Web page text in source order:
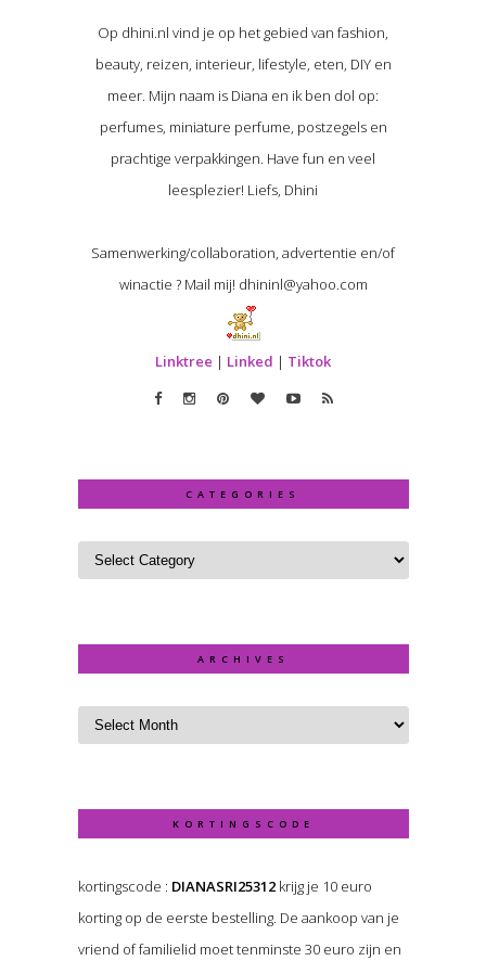
Op dhini.nl vind je op het gebied van fashion,
beauty, reizen, interieur, lifestyle, eten, DIY en
meer. Mijn naam is Diana en ik ben dol op:
perfumes, miniature perfume, postzegels en
prachtige verpakkingen. Have fun en veel
leesplezier! Liefs, Dhini
Samenwerking/collaboration, advertentie en/of
winactie ? Mail mij! dhininl@yahoo.com
Linktree | Linked | Tiktok
CATEGORIES
ARCHIVES
KORTINGSCODE
kortingscode : DIANASRI25312krijg je 10 euro
korting op de eerste bestelling. De aankoop van je
vriend of familielid moet tenminste 30 euro zijn en